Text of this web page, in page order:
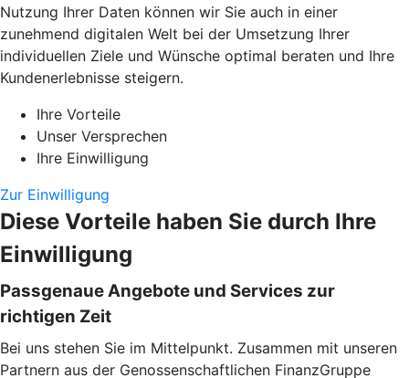
Nutzung Ihrer Daten können wir Sie auch in einer
zunehmend digitalen Welt bei der Umsetzung Ihrer
individuellen Ziele und Wünsche optimal beraten und Ihre
Kundenerlebnisse steigern.
Ihre Vorteile
Unser Versprechen
Ihre Einwilligung
Zur Einwilligung
Diese Vorteile haben Sie durch Ihre
Einwilligung
Passgenaue Angebote und Services zur
richtigen Zeit
Bei uns stehen Sie im Mittelpunkt. Zusammen mit unseren
Partnern aus der Genossenschaftlichen FinanzGruppe